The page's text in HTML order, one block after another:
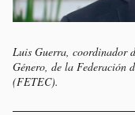
Luis Guerra, coordinador
Género, de la Federación
(FETEC).